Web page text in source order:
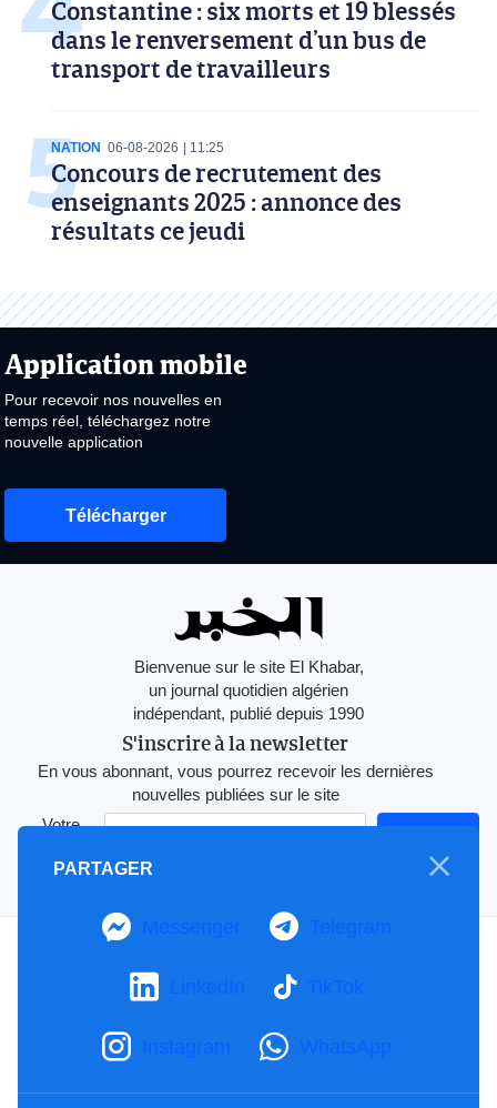
Constantine : six morts et 19 blessés
dans le renversement d’un bus de
transport de travailleurs
NATION 06-08-2026 11:25
Concours de recrutement des
enseignants 2025 : annonce des
résultats ce jeudi
Application mobile
Pour recevoir nos nouvelles en
temps réel, téléchargez notre
nouvelle application
Télécharger
Bienvenue sur le site El Khabar,
un journal quotidien algérien
indépendant, publié depuis 1990
S'inscrire à la newsletter
En vous abonnant, vous pourrez recevoir les dernières
nouvelles publiées sur le site
Votre
mail
Contactez-nous
PARTAGER
Messenger Telegram
LinkedIn TikTok
Instagram WhatsApp